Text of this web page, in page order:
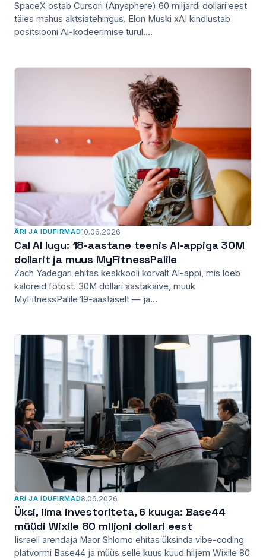
SpaceX ostab Cursori (Anysphere) 60 miljardi dollari eest
täies mahus aktsiatehingus. Elon Muski xAI kindlustab
positsiooni AI-kodeerimise turul....
ÄRI JA IDUFIRMAD10.06.2026
Cal AI lugu: 18-aastane teenis AI-appiga 30M
dollarit ja muus MyFitnessPalile
Zach Yadegari ehitas keskkooli korvalt AI-appi, mis loeb
kaloreid fotost. 30M dollari aastakaive, muuk
MyFitnessPalile 19-aastaselt — ja...
ÄRI JA IDUFIRMAD8.06.2026
Üksi, ilma investoriteta, 6 kuuga: Base44
müüdi Wixile 80 miljoni dollari eest
Iisraeli arendaja Maor Shlomo ehitas üksinda vibe-coding
platvormi Base44 ja müüs selle kuus kuud hiljem Wixile 80